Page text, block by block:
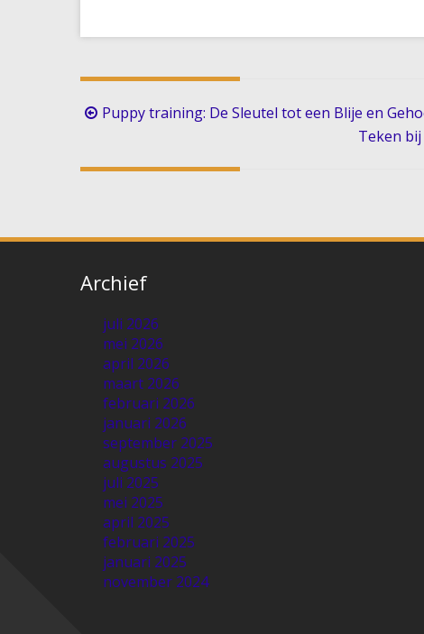
Berichtnavigatie
Puppy training: De Sleutel tot een Blije en
Teken
Archief
juli 2026
mei 2026
april 2026
maart 2026
februari 2026
januari 2026
september 2025
augustus 2025
juli 2025
mei 2025
april 2025
februari 2025
januari 2025
november 2024